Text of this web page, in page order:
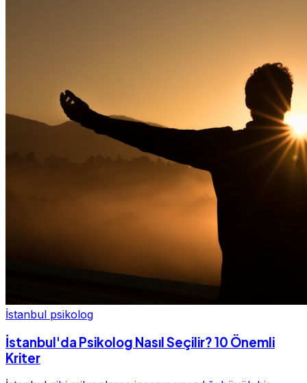
İstanbul psikolog
İstanbul'da Psikolog Nasıl Seçilir? 10 Önemli
Kriter